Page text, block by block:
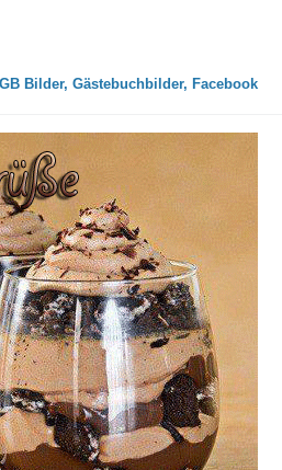
Bilder, Gästebuchbilder, Facebook